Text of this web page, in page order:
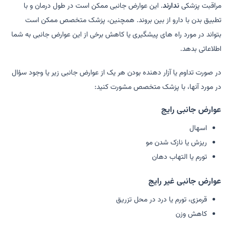
مراقبت پزشکیندارند. این عوارض جانبی ممکن است در طول درمان و با
تطبیق بدن با دارو از بین بروند. همچنین، پزشک متخصص ممکن است
بتواند در مورد راه های پیشگیری یا کاهش برخی از این عوارض جانبی به شما
اطلاعاتی بدهد.
در صورت تداوم یا آزار دهنده بودن هر یک از عوارض جانبی زیر یا وجود سؤال
در مورد آنها، با پزشک متخصص مشورت کنید:
عوارض جانبی رایج
اسهال
ریزش یا نازک شدن مو
تورم یا التهاب دهان
عوارض جانبی غیر رایج
قرمزی، تورم یا درد در محل تزریق
کاهش وزن